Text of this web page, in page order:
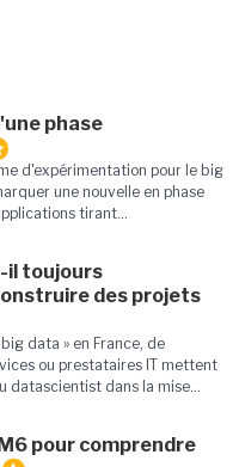
phase
d'expérimentation pour le big
une nouvelle en phase
tirant...
il toujours
des projets
data » en France, de
ou prestataires IT mettent
datascientist dans la mise...
pour comprendre